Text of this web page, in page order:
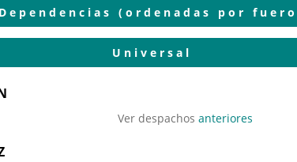
Dependencias (ordenadas por
Universal
Ver despachosanteriores